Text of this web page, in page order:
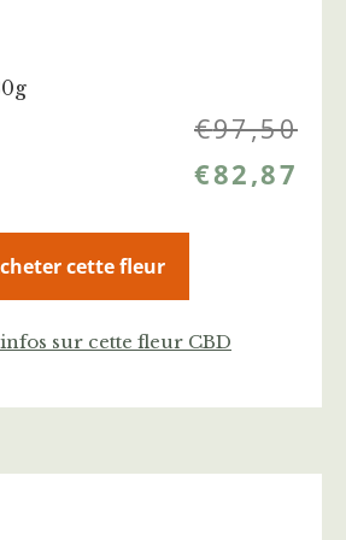
€97,50
€82,87
cette fleur
sur cette fleur CBD